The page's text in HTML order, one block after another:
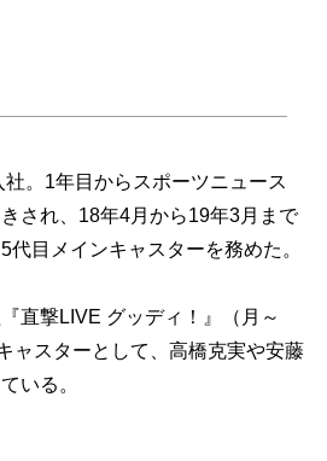
。1年目からスポーツニュース
され、18年4月から19年3月まで
代目メインキャスターを務めた。
直撃LIVE グッディ！』（月～
スターとして、高橋克実や安藤
いる。